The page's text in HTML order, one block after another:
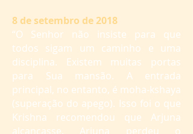
8 de setembro de 2018
“O Senhor não insiste para que
todos sigam um caminho e uma
disciplina. Existem muitas portas
para Sua mansão. A entrada
principal, no entanto, é moha-kshaya
(superação do apego). Isso foi o que
Krishna recomendou que Arjuna
alcançasse. Arjuna perdeu o